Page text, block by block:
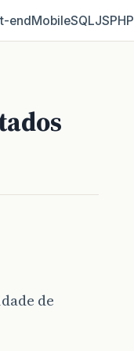
MobileSQLJSPHP
de